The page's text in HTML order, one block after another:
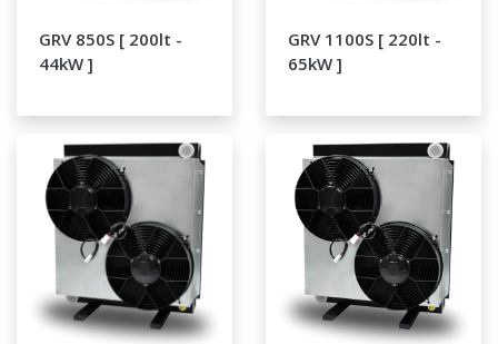
GRV 850S [ 200lt -
44kW ]
GRV 1100S [ 220lt -
65kW ]